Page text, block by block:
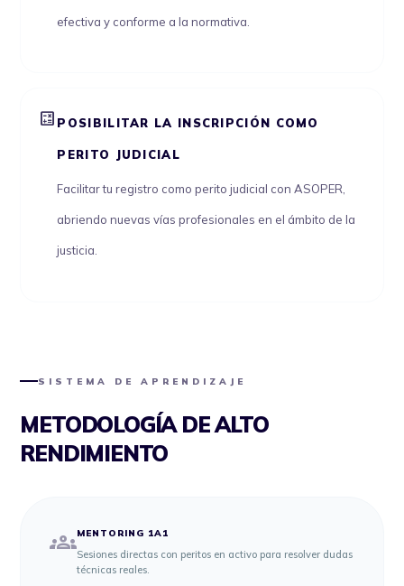
efectiva y conforme a la normativa.
calculate POSIBILITAR LA INSCRIPCIÓN COMO
PERITO JUDICIAL
Facilitar tu registro como perito judicial con ASOPER,
abriendo nuevas vías profesionales en el ámbito de la
justicia.
SISTEMA DE APRENDIZAJE
METODOLOGÍA DE ALTO
RENDIMIENTO
groupsMENTORING 1A1
Sesiones directas con peritos en activo para resolver dudas
técnicas reales.